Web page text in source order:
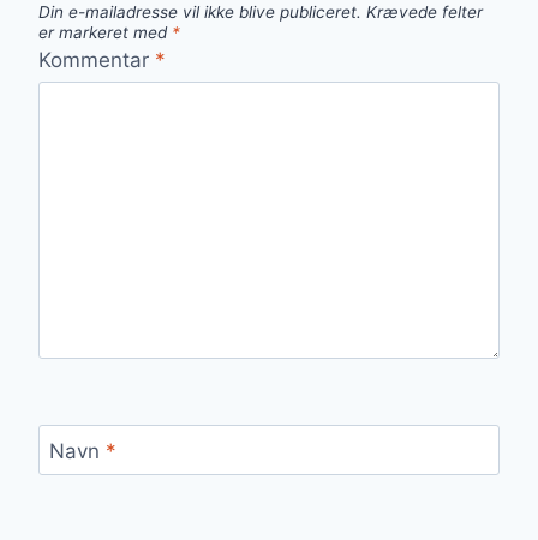
Din e-mailadresse vil ikke blive publiceret. Krævede felter
er markeret med *
Kommentar *
Navn *